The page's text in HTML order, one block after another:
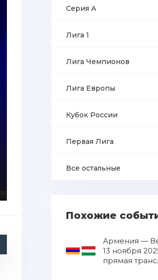
Серия А
Лига 1
Лига Чемпионов
Лига Европы
Кубок России
Первая Лига
Все остальные
Похожие
Армения —
13 ноября
прямая